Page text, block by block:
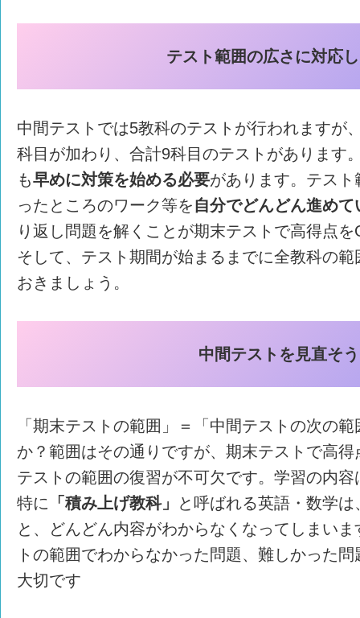
テスト範囲の広さに対応
中間テストでは5教科のテストが行われますが
科目が加わり、合計9科目のテストがあります
も早めに対策を始める必要があります。テス
ったところのワーク等を自分でどんどん進めて
り返し問題を解くことが期末テストで高得点
そして、テスト期間が始まるまでに全教科の
おきましょう。
中間テストを見直そう
「期末テストの範囲」＝「中間テストの次の
か？範囲はその通りですが、期末テストで高
テストの範囲の復習が不可欠です。学習の内
特に 「積み上げ教科」
と呼ばれる英語・数学
と、どんどん内容がわからなくなってしまい
トの範囲でわからなかった問題、難しかった
大切です